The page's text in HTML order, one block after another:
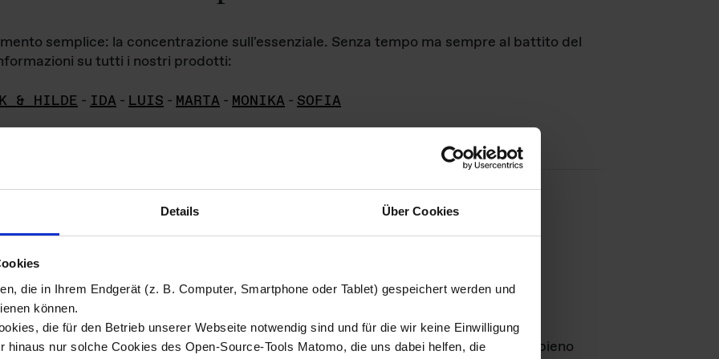
Details Über Cookies
die in Ihrem Endgerät (z. B. Computer, Smartphone oder Tablet) gespeichert werden und
können.
die für den Betrieb unserer Webseite notwendig sind und für die wir keine Einwilligung
hinaus nur solche Cookies des Open-Source-Tools Matomo, die uns dabei helfen, die
semplice: la concentrazione sull'essenziale. Senza tempo ma sempre al battito del
su tutti i nostri prodotti:
& HILDE - IDA - LUIS - MARTA - MONIKA - SOFIA
di immagini
materiale fotografico sono detenuti daDas ganze LebenGmbH e rimangono in pieno